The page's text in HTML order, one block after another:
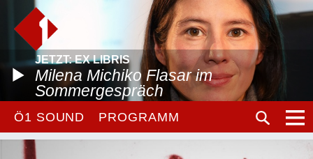
JETZT: EX LIBRIS
Milena Michiko Flasar im
Sommergespräch
Ö1 SOUND PROGRAMM